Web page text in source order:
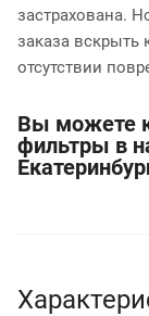
застрахована.
заказа вскрыть
отсутствии
Вы можете
фильтры в